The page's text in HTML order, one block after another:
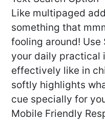
Like multipaged
something that
fooling around! Use
your daily practical
effectively like in
softly highlights
cue specially for
Mobile Friendly